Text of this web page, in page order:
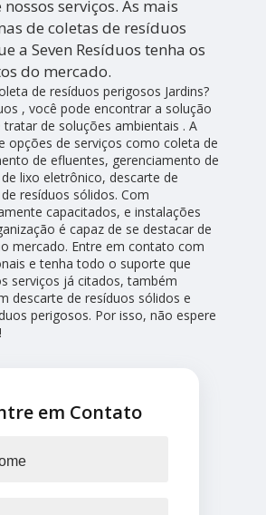
serviços. As mais
de coletas de resíduos
a Seven Resíduos tenha os
do mercado.
de resíduos perigosos Jardins?
, você pode encontrar a solução
tratar de soluções ambientais . A
opções de serviços como coleta de
de efluentes, gerenciamento de
lixo eletrônico, descarte de
resíduos sólidos. Com
capacitados, e instalações
é capaz de se destacar de
mercado. Entre em contato com
e tenha todo o suporte que
serviços já citados, também
descarte de resíduos sólidos e
perigosos. Por isso, não espere
em Contato